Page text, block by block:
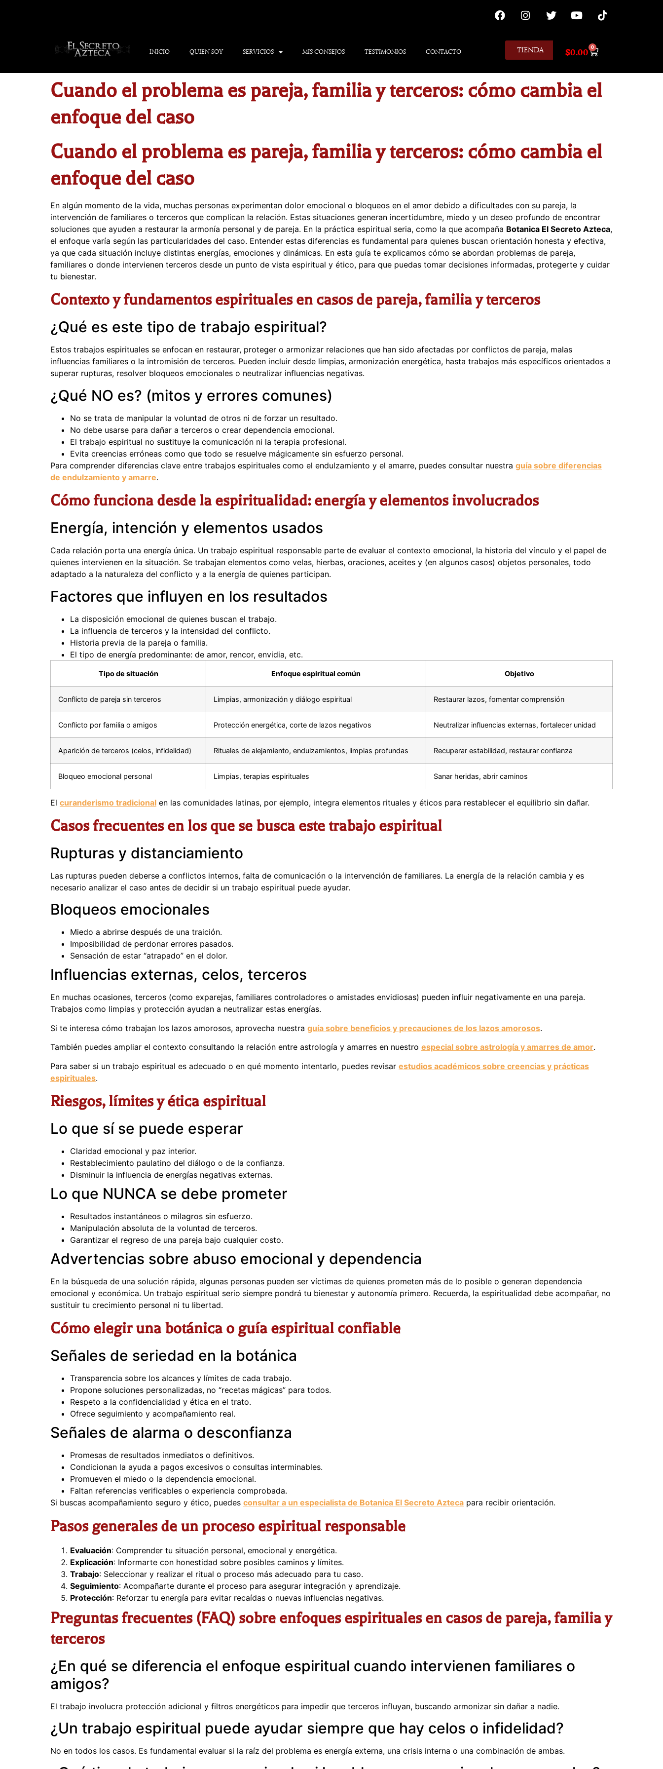
INICIO QUIEN SOY SERVICIOS MIS CONSEJOS TESTIMONIOS CONTACTO TIENDA $0.00 0
Cuando el problema es pareja, familia y terceros: cómo cambia el
enfoque del caso
Cuando el problema es pareja, familia y terceros: cómo cambia el
enfoque del caso
En algún momento de la vida, muchas personas experimentan dolor emocional o bloqueos en el amor debido a dificultades con su pareja, la
intervención de familiares o terceros que complican la relación. Estas situaciones generan incertidumbre, miedo y un deseo profundo de encontrar
soluciones que ayuden a restaurar la armonía personal y de pareja. En la práctica espiritual seria, como la que acompaña Botanica El Secreto Azteca,
el enfoque varía según las particularidades del caso. Entender estas diferencias es fundamental para quienes buscan orientación honesta y efectiva,
ya que cada situación incluye distintas energías, emociones y dinámicas. En esta guía te explicamos cómo se abordan problemas de pareja,
familiares o donde intervienen terceros desde un punto de vista espiritual y ético, para que puedas tomar decisiones informadas, protegerte y cuidar
tu bienestar.
Contexto y fundamentos espirituales en casos de pareja, familia y terceros
¿Qué es este tipo de trabajo espiritual?
Estos trabajos espirituales se enfocan en restaurar, proteger o armonizar relaciones que han sido afectadas por conflictos de pareja, malas
influencias familiares o la intromisión de terceros. Pueden incluir desde limpias, armonización energética, hasta trabajos más específicos orientados a
superar rupturas, resolver bloqueos emocionales o neutralizar influencias negativas.
¿Qué NO es? (mitos y errores comunes)
No se trata de manipular la voluntad de otros ni de forzar un resultado.
No debe usarse para dañar a terceros o crear dependencia emocional.
El trabajo espiritual no sustituye la comunicación ni la terapia profesional.
Evita creencias erróneas como que todo se resuelve mágicamente sin esfuerzo personal.
Para comprender diferencias clave entre trabajos espirituales como el endulzamiento y el amarre, puedes consultar nuestra guía sobre diferencias
de endulzamiento y amarre.
Cómo funciona desde la espiritualidad: energía y elementos involucrados
Energía, intención y elementos usados
Cada relación porta una energía única. Un trabajo espiritual responsable parte de evaluar el contexto emocional, la historia del vínculo y el papel de
quienes intervienen en la situación. Se trabajan elementos como velas, hierbas, oraciones, aceites y (en algunos casos) objetos personales, todo
adaptado a la naturaleza del conflicto y a la energía de quienes participan.
Factores que influyen en los resultados
La disposición emocional de quienes buscan el trabajo.
La influencia de terceros y la intensidad del conflicto.
Historia previa de la pareja o familia.
El tipo de energía predominante: de amor, rencor, envidia, etc.
Tipo de situación Enfoque espiritual común Objetivo
Conflicto de pareja sin terceros Limpias, armonización y diálogo espiritual Restaurar lazos, fomentar comprensión
Conflicto por familia o amigos Protección energética, corte de lazos negativos Neutralizar influencias externas, fortalecer unidad
Aparición de terceros (celos, infidelidad) Rituales de alejamiento, endulzamientos, limpias profundas Recuperar estabilidad, restaurar confianza
Bloqueo emocional personal Limpias, terapias espirituales Sanar heridas, abrir caminos
El curanderismo tradicional en las comunidades latinas, por ejemplo, integra elementos rituales y éticos para restablecer el equilibrio sin dañar.
Casos frecuentes en los que se busca este trabajo espiritual
Rupturas y distanciamiento
Las rupturas pueden deberse a conflictos internos, falta de comunicación o la intervención de familiares. La energía de la relación cambia y es
necesario analizar el caso antes de decidir si un trabajo espiritual puede ayudar.
Bloqueos emocionales
Miedo a abrirse después de una traición.
Imposibilidad de perdonar errores pasados.
Sensación de estar “atrapado” en el dolor.
Influencias externas, celos, terceros
En muchas ocasiones, terceros (como exparejas, familiares controladores o amistades envidiosas) pueden influir negativamente en una pareja.
Trabajos como limpias y protección ayudan a neutralizar estas energías.
Si te interesa cómo trabajan los lazos amorosos, aprovecha nuestra guía sobre beneficios y precauciones de los lazos amorosos.
También puedes ampliar el contexto consultando la relación entre astrología y amarres en nuestro especial sobre astrología y amarres de amor.
Para saber si un trabajo espiritual es adecuado o en qué momento intentarlo, puedes revisar estudios académicos sobre creencias y prácticas
espirituales.
Riesgos, límites y ética espiritual
Lo que sí se puede esperar
Claridad emocional y paz interior.
Restablecimiento paulatino del diálogo o de la confianza.
Disminuir la influencia de energías negativas externas.
Lo que NUNCA se debe prometer
Resultados instantáneos o milagros sin esfuerzo.
Manipulación absoluta de la voluntad de terceros.
Garantizar el regreso de una pareja bajo cualquier costo.
Advertencias sobre abuso emocional y dependencia
En la búsqueda de una solución rápida, algunas personas pueden ser víctimas de quienes prometen más de lo posible o generan dependencia
emocional y económica. Un trabajo espiritual serio siempre pondrá tu bienestar y autonomía primero. Recuerda, la espiritualidad debe acompañar, no
sustituir tu crecimiento personal ni tu libertad.
Cómo elegir una botánica o guía espiritual confiable
Señales de seriedad en la botánica
Transparencia sobre los alcances y límites de cada trabajo.
Propone soluciones personalizadas, no “recetas mágicas” para todos.
Respeto a la confidencialidad y ética en el trato.
Ofrece seguimiento y acompañamiento real.
Señales de alarma o desconfianza
Promesas de resultados inmediatos o definitivos.
Condicionan la ayuda a pagos excesivos o consultas interminables.
Promueven el miedo o la dependencia emocional.
Faltan referencias verificables o experiencia comprobada.
Si buscas acompañamiento seguro y ético, puedes consultar a un especialista de Botanica El Secreto Azteca para recibir orientación.
Pasos generales de un proceso espiritual responsable
Evaluación: Comprender tu situación personal, emocional y energética.
Explicación: Informarte con honestidad sobre posibles caminos y límites.
Trabajo: Seleccionar y realizar el ritual o proceso más adecuado para tu caso.
Seguimiento: Acompañarte durante el proceso para asegurar integración y aprendizaje.
Protección: Reforzar tu energía para evitar recaídas o nuevas influencias negativas.
Preguntas frecuentes (FAQ) sobre enfoques espirituales en casos de pareja, familia y
terceros
¿En qué se diferencia el enfoque espiritual cuando intervienen familiares o
amigos?
El trabajo involucra protección adicional y filtros energéticos para impedir que terceros influyan, buscando armonizar sin dañar a nadie.
¿Un trabajo espiritual puede ayudar siempre que hay celos o infidelidad?
No en todos los casos. Es fundamental evaluar si la raíz del problema es energía externa, una crisis interna o una combinación de ambas.